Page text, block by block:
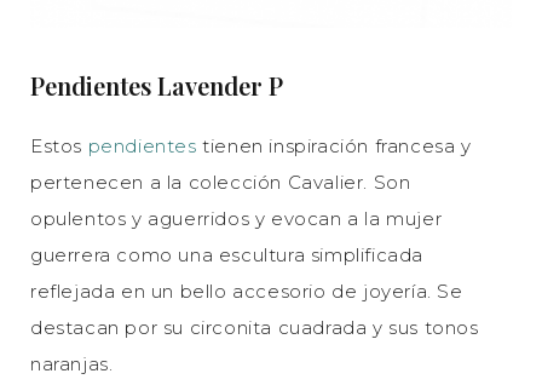
Pendientes Lavender P
Estos pendientes tienen inspiración francesa y
pertenecen a la colección Cavalier. Son
opulentos y aguerridos y evocan a la mujer
guerrera como una escultura simplificada
reflejada en un bello accesorio de joyería. Se
destacan por su circonita cuadrada y sus tonos
naranjas.